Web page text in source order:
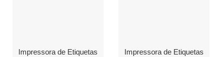
Impressora de Etiquetas
Impressora de Etiquetas